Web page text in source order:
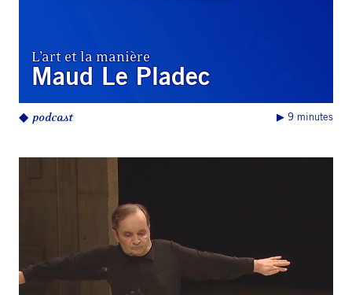
L’art et la manière
Maud Le Pladec
◆ podcast ▶︎ 9 minutes